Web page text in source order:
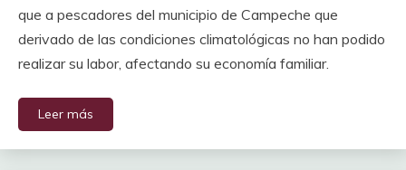
que a pescadores del municipio de Campeche que
derivado de las condiciones climatológicas no han podido
realizar su labor, afectando su economía familiar.
Leer más